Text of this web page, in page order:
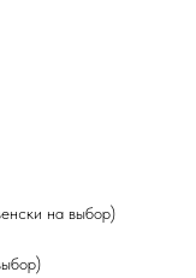
на выбор)